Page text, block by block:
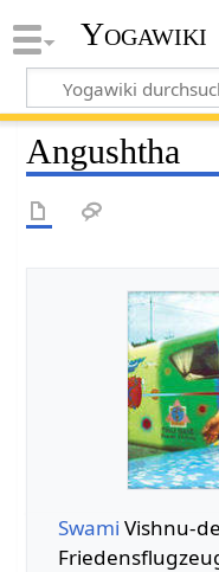
Yogawiki
Angushtha
Swami Vishnu-